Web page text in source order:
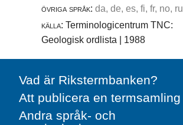
övriga språk: da, de, es, fi, fr, no, ru
källa: Terminologicentrum TNC:
Geologisk ordlista | 1988
Vad är Rikstermbanken?
Att publicera en termsamling
Andra språk- och